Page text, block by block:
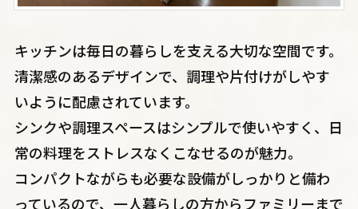
キッチンは毎日の暮らしを支える大切な空間です。
清潔感のあるデザインで、調理や片付けがしやす
いように配慮されています。
シンクや調理スペースはシンプルで使いやすく、日
常の料理をストレスなくこなせるのが魅力。
コンパクトながらも必要な設備がしっかりと備わ
っているので、一人暮らしの方からファミリーまで